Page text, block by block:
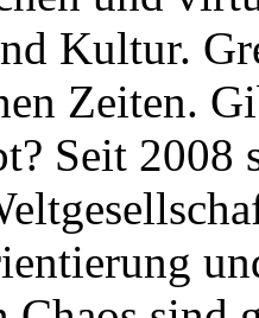
Kultur.
Zeiten.
Seit 2008